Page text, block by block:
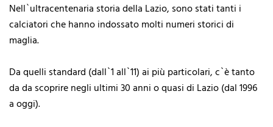
Nell`ultracentenaria storia della Lazio, sono stati tanti i
calciatori che hanno indossato molti numeri storici di
maglia.
Da quelli standard (dall`1 all`11) ai più particolari, c`è tanto
da da scoprire negli ultimi 30 anni o quasi di Lazio (dal 1996
a oggi).